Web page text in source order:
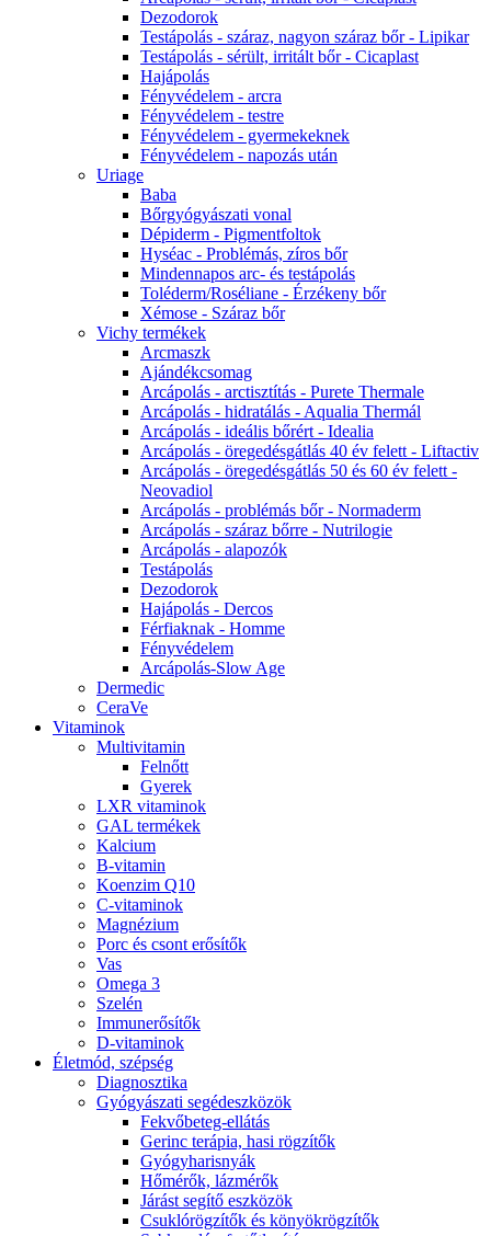
Dezodorok
Testápolás - száraz, nagyon száraz bőr - Lipikar
Testápolás - sérült, irritált bőr - Cicaplast
Hajápolás
Fényvédelem - arcra
Fényvédelem - testre
Fényvédelem - gyermekeknek
Fényvédelem - napozás után
Uriage
Baba
Bőrgyógyászati vonal
Dépiderm - Pigmentfoltok
Hyséac - Problémás, zíros bőr
Mindennapos arc- és testápolás
Toléderm/Roséliane - Érzékeny bőr
Xémose - Száraz bőr
Vichy termékek
Arcmaszk
Ajándékcsomag
Arcápolás - arctisztítás - Purete Thermale
Arcápolás - hidratálás - Aqualia Thermál
Arcápolás - ideális bőrért - Idealia
Arcápolás - öregedésgátlás 40 év felett - Liftactiv
Arcápolás - öregedésgátlás 50 és 60 év felett -
Neovadiol
Arcápolás - problémás bőr - Normaderm
Arcápolás - száraz bőrre - Nutrilogie
Arcápolás - alapozók
Testápolás
Dezodorok
Hajápolás - Dercos
Férfiaknak - Homme
Fényvédelem
Arcápolás-Slow Age
Dermedic
CeraVe
Vitaminok
Multivitamin
Felnőtt
Gyerek
LXR vitaminok
GAL termékek
Kalcium
B-vitamin
Koenzim Q10
C-vitaminok
Magnézium
Porc és csont erősítők
Vas
Omega 3
Szelén
Immunerősítők
D-vitaminok
Életmód, szépség
Diagnosztika
Gyógyászati segédeszközök
Fekvőbeteg-ellátás
Gerinc terápia, hasi rögzítők
Gyógyharisnyák
Hőmérők, lázmérők
Járást segítő eszközök
Csuklórögzítők és könyökrögzítők